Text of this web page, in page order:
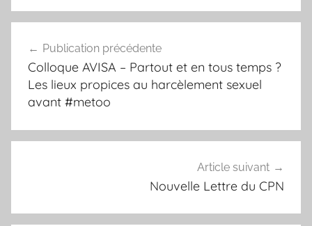
de
l’article
Publication précédente
Colloque AVISA – Partout et en tous temps ?
Les lieux propices au harcèlement sexuel
avant #metoo
Article suivant
Nouvelle Lettre du CPN